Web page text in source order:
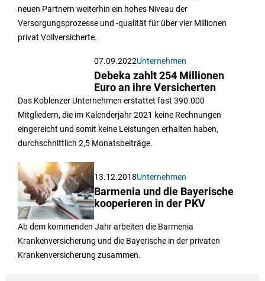
neuen Partnern weiterhin ein hohes Niveau der
Versorgungsprozesse und -qualität für über vier Millionen
privat Vollversicherte.
07.09.2022Unternehmen
Debeka zahlt 254 Millionen
Euro an ihre Versicherten
Das Koblenzer Unternehmen erstattet fast 390.000
Mitgliedern, die im Kalenderjahr 2021 keine Rechnungen
eingereicht und somit keine Leistungen erhalten haben,
durchschnittlich 2,5 Monatsbeiträge.
13.12.2018Unternehmen
Barmenia und die Bayerische
kooperieren in der PKV
Ab dem kommenden Jahr arbeiten die Barmenia
Krankenversicherung und die Bayerische in der privaten
Krankenversicherung zusammen.